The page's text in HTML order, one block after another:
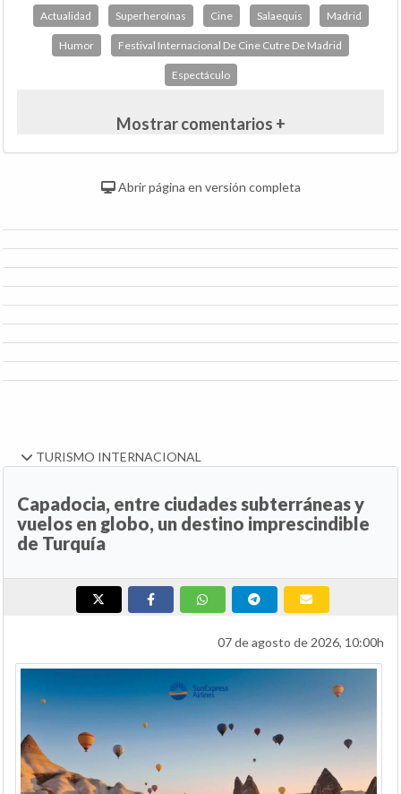
Actualidad Superheroínas Cine Salaequis Madrid
Humor Festival Internacional De Cine Cutre De Madrid
Espectáculo
Mostrar comentarios +
Abrir página en versión completa
TURISMO INTERNACIONAL
Capadocia, entre ciudades subterráneas y
vuelos en globo, un destino imprescindible
de Turquía
07 de agosto de 2026, 10:00h